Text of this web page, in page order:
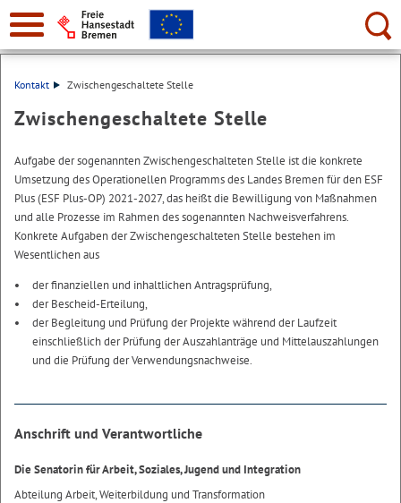
Suche:
Kontakt Zwischengeschaltete Stelle
Zwischengeschaltete Stelle
Aufgabe der sogenannten Zwischengeschalteten Stelle ist die konkrete
Umsetzung des Operationellen Programms des Landes Bremen für den ESF
Plus (ESF Plus-OP) 2021-2027, das heißt die Bewilligung von Maßnahmen
und alle Prozesse im Rahmen des sogenannten Nachweisverfahrens.
Konkrete Aufgaben der Zwischengeschalteten Stelle bestehen im
Wesentlichen aus
der finanziellen und inhaltlichen Antragsprüfung,
der Bescheid-Erteilung,
der Begleitung und Prüfung der Projekte während der Laufzeit
einschließlich der Prüfung der Auszahlanträge und Mittelauszahlungen
und die Prüfung der Verwendungsnachweise.
Anschrift und Verantwortliche
Die Senatorin für Arbeit, Soziales, Jugend und Integration
Abteilung Arbeit, Weiterbildung und Transformation